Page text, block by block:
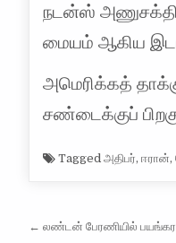
நடன்ஸ்
மையம் ஆகிய
அமெரிக்கத்
சண்டைக்குப்
Taggedஅதிபர்,ஈரான்,
Post
← லண்டன் பேரணியில்